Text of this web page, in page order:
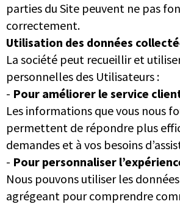
parties du Site peuvent ne pas
correctement.
Utilisation des données
La société peut recueillir et
personnelles des Utilisateurs :
- Pour améliorer le service
Les informations que vous nous
permettent de répondre plus
demandes et à vos besoins
- Pour personnaliser
Nous pouvons utiliser les
agrégeant pour comprendre